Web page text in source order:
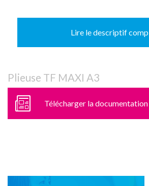
Lire le descriptif
Plieuse TF MAXI A3
Télécharger la